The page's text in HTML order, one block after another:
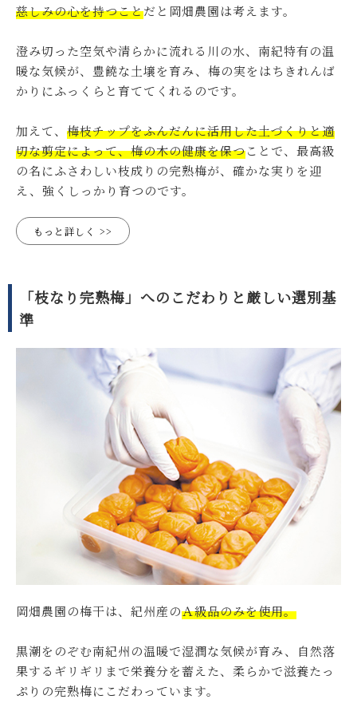
慈しみの心を持つことだと岡畑農園は考えます。
澄み切った空気や清らかに流れる川の水、南紀特有の温
暖な気候が、豊饒な土壌を育み、梅の実をはちきれんば
かりにふっくらと育ててくれるのです。
加えて、 梅枝チップをふんだんに活用した土づくりと適
切な剪定によって、梅の木の健康を保つことで、最高級
の名にふさわしい枝成りの完熟梅が、確かな実りを迎
え、強くしっかり育つのです。
もっと詳しく
「枝なり完熟梅」へのこだわりと厳しい選別基
準
岡畑農園の梅干は、紀州産のＡ級品のみを使用。
黒潮をのぞむ南紀州の温暖で湿潤な気候が育み、自然落
果するギリギリまで栄養分を蓄えた、柔らかで滋養たっ
ぷりの完熟梅にこだわっています。